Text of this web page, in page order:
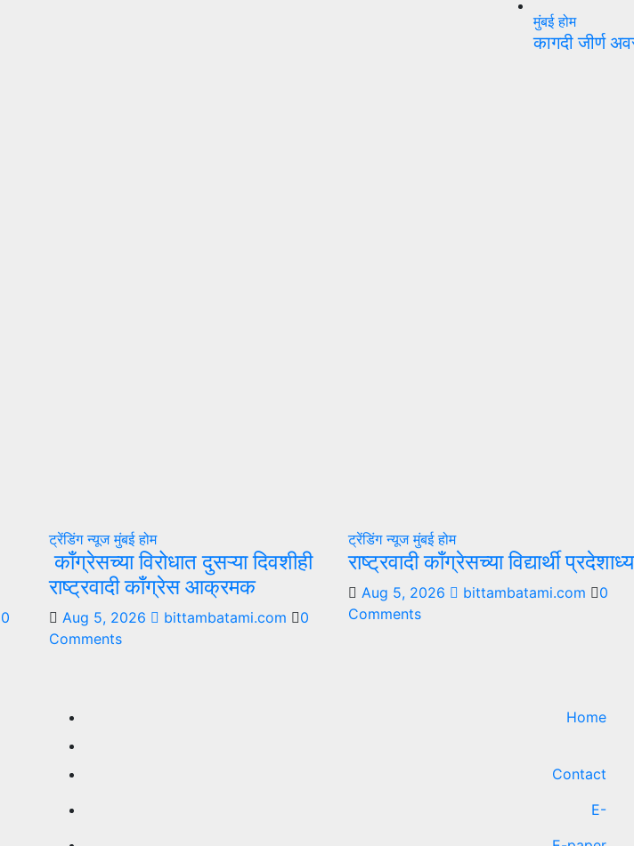
मुंबईहोम
कागदी जीर्ण
0
ट्रेंडिंग न्यूजमुंबईहोम
काँग्रेसच्या विरोधात दुसऱ्या दिवशीही
राष्ट्रवादी काँग्रेस आक्रमक
Aug 5, 2026 bittambatami.com
0
Comments
ट्रेंडिंग न्यूजमुंबईहोम
राष्ट्रवादी काँग्रेसच्या विद्यार्थी
Aug 5, 2026 bittambatami.com
0
Comments
Home
Contact
E-